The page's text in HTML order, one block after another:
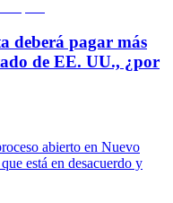
deberá pagar más
de EE. UU., ¿por
abierto en Nuevo
está en desacuerdo y